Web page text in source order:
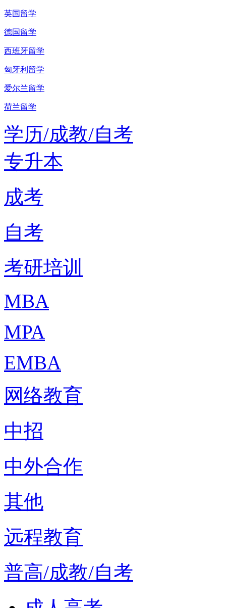
英国留学
德国留学
西班牙留学
匈牙利留学
爱尔兰留学
荷兰留学
学历/成教/自考
专升本
成考
自考
考研培训
MBA
MPA
EMBA
网络教育
中招
中外合作
其他
远程教育
普高/成教/自考